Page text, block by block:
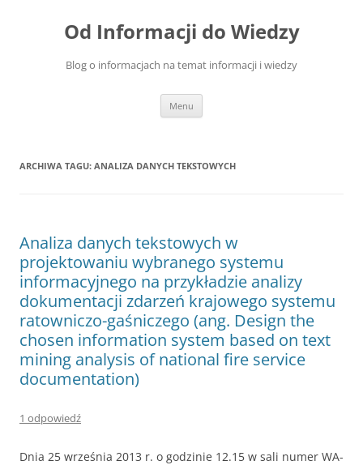
Od Informacji do Wiedzy
Blog o informacjach na temat informacji i wiedzy
Menu
ARCHIWA TAGU: ANALIZA DANYCH TEKSTOWYCH
Analiza danych tekstowych w
projektowaniu wybranego systemu
informacyjnego na przykładzie analizy
dokumentacji zdarzeń krajowego systemu
ratowniczo-gaśniczego (ang. Design the
chosen information system based on text
mining analysis of national fire service
documentation)
1 odpowiedź
Dnia 25 września 2013 r. o godzinie 12.15 w sali numer WA-